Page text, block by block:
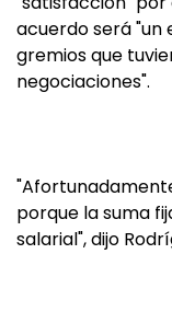
acuerdo será "un
gremios que
negociaciones".
porque la suma
salarial", dijo